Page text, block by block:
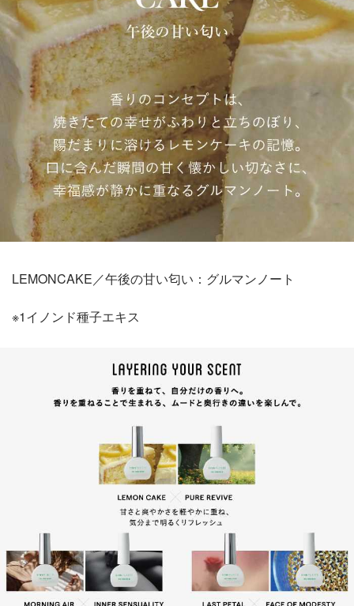
LEMONCAKE／午後の甘い匂い：グルマンノート
※1イノンド種子エキス